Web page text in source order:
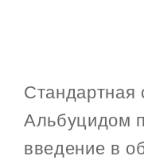
Стандартная
Альбуцидом
введение в